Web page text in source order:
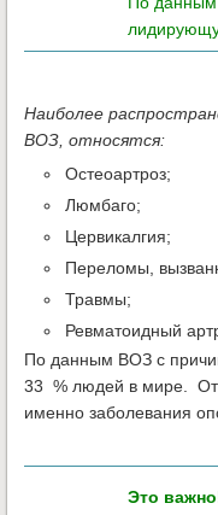
Наиболее
ВОЗ, относятся:
Остеоартроз;
Люмбаго;
Цервикалгия;
Переломы,
Травмы;
Ревматоидный
По данным ВОЗ с
33 % людей в мире.
именно заболевания
Это